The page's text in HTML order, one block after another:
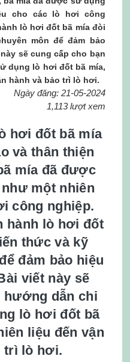
cho các lò hơi công
lò hơi đốt bã mía đòi
môn để đảm bảo
sẽ cung cấp cho bạn
dụng lò hơi đốt bã mía,
hành và bảo trì lò hơi.
Ngày đăng: 21-05-2024
1,113 lượt xem
hơi đốt bã mía
và thân thiện
mía đã được
một nhiên
công nghiệp.
hành lò hơi đốt
thức và kỹ
đảm bảo hiệu
viết này sẽ
hướng dẫn chi
lò hơi đốt bã
liệu đến vận
trì lò hơi.